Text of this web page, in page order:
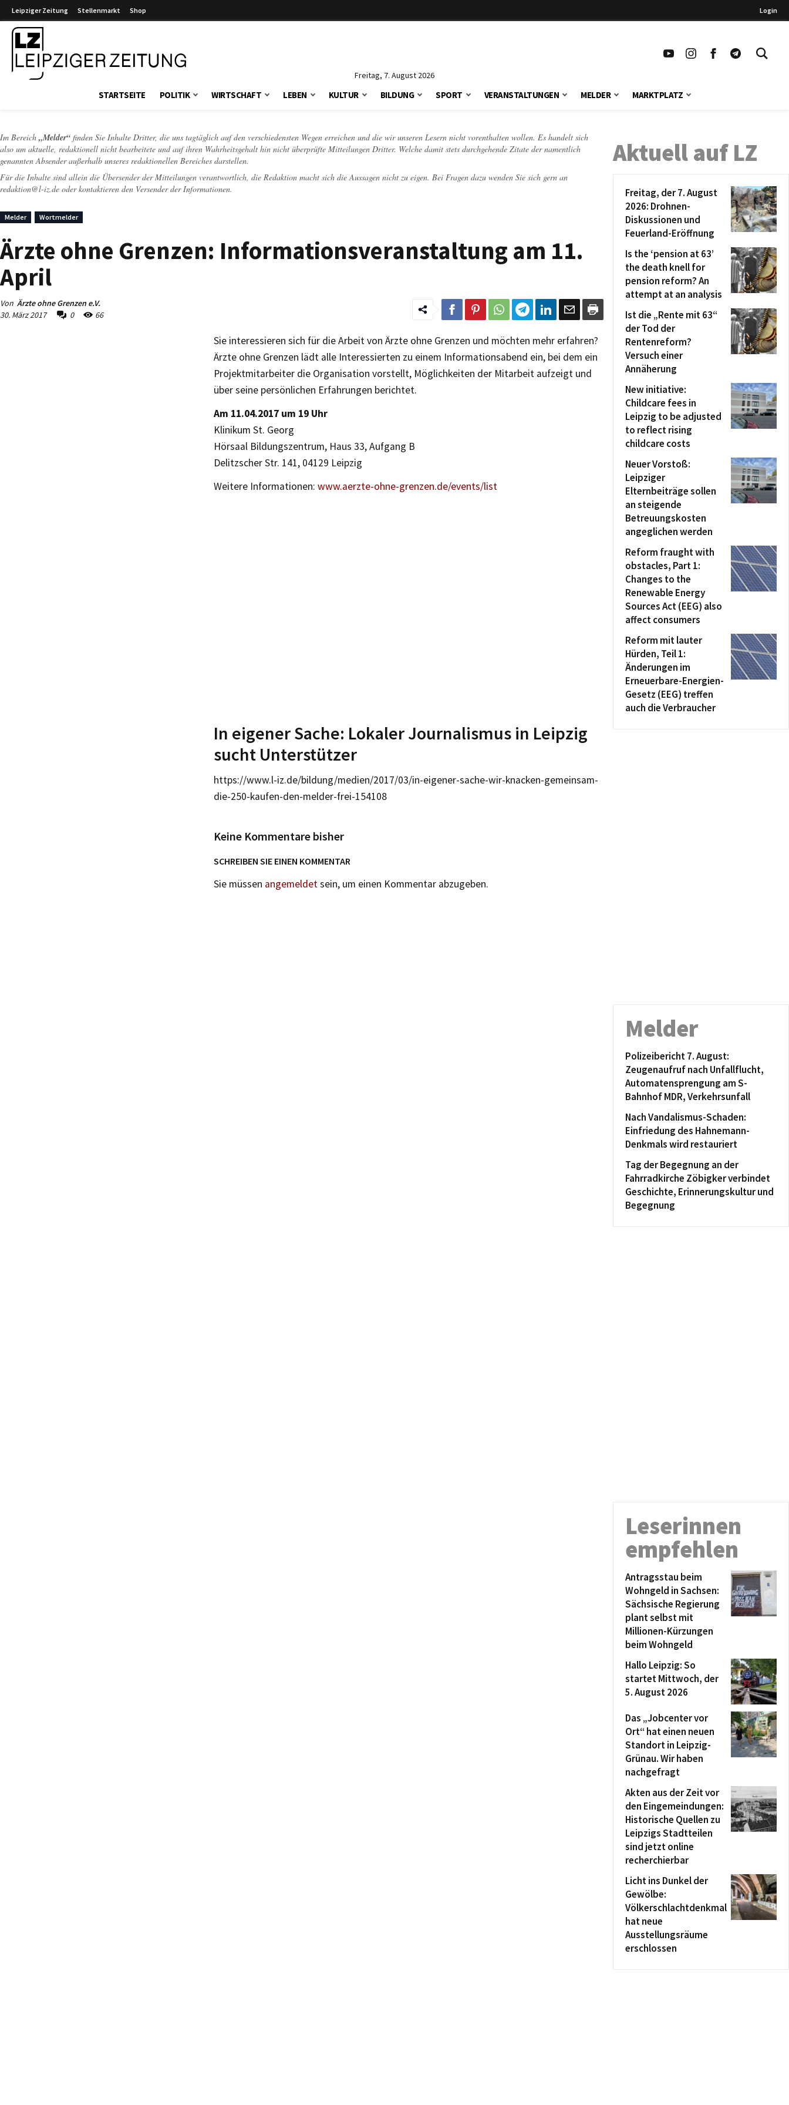
Leipziger Zeitung Stellenmarkt Shop Login
Freitag, 7. August 2026
STARTSEITE POLITIK WIRTSCHAFT LEBEN KULTUR BILDUNG SPORT VERANSTALTUNGEN MELDER MARKTPLATZ
Im Bereich „Melder“ finden Sie Inhalte Dritter, die uns tagtäglich auf den verschiedensten Wegen erreichen und die wir unseren Lesern nicht vorenthalten wollen. Es handelt sich
also um aktuelle, redaktionell nicht bearbeitete und auf ihren Wahrheitsgehalt hin nicht überprüfte Mitteilungen Dritter. Welche damit stets durchgehende Zitate der namentlich
genannten Absender außerhalb unseres redaktionellen Bereiches darstellen.
Für die Inhalte sind allein die Übersender der Mitteilungen verantwortlich, die Redaktion macht sich die Aussagen nicht zu eigen. Bei Fragen dazu wenden Sie sich gern an
redaktion@l-iz.de oder kontaktieren den Versender der Informationen.
Melder Wortmelder
Ärzte ohne Grenzen: Informationsveranstaltung am 11.
April
Von Ärzte ohne Grenzen e.V.
30. März 2017
0 66
Sie interessieren sich für die Arbeit von Ärzte ohne Grenzen und möchten mehr erfahren?
Ärzte ohne Grenzen lädt alle Interessierten zu einem Informationsabend ein, bei dem ein
Projektmitarbeiter die Organisation vorstellt, Möglichkeiten der Mitarbeit aufzeigt und
über seine persönlichen Erfahrungen berichtet.
Am 11.04.2017 um 19 Uhr
Klinikum St. Georg
Hörsaal Bildungszentrum, Haus 33, Aufgang B
Delitzscher Str. 141, 04129 Leipzig
Weitere Informationen: www.aerzte-ohne-grenzen.de/events/list
In eigener Sache: Lokaler Journalismus in Leipzig
sucht Unterstützer
https://www.l-iz.de/bildung/medien/2017/03/in-eigener-sache-wir-knacken-gemeinsam-
die-250-kaufen-den-melder-frei-154108
Keine Kommentare bisher
SCHREIBEN SIE EINEN KOMMENTAR
Sie müssen angemeldetsein, um einen Kommentar abzugeben.
Aktuell auf LZ
Freitag, der 7. August
2026: Drohnen-
Diskussionen und
Feuerland-Eröffnung
Is the ‘pension at 63’
the death knell for
pension reform? An
attempt at an analysis
Ist die „Rente mit 63“
der Tod der
Rentenreform?
Versuch einer
Annäherung
New initiative:
Childcare fees in
Leipzig to be adjusted
to reflect rising
childcare costs
Neuer Vorstoß:
Leipziger
Elternbeiträge sollen
an steigende
Betreuungskosten
angeglichen werden
Reform fraught with
obstacles, Part 1:
Changes to the
Renewable Energy
Sources Act (EEG) also
affect consumers
Reform mit lauter
Hürden, Teil 1:
Änderungen im
Erneuerbare-Energien-
Gesetz (EEG) treffen
auch die Verbraucher
Melder
Polizeibericht 7. August:
Zeugenaufruf nach Unfallflucht,
Automatensprengung am S-
Bahnhof MDR, Verkehrsunfall
Nach Vandalismus-Schaden:
Einfriedung des Hahnemann-
Denkmals wird restauriert
Tag der Begegnung an der
Fahrradkirche Zöbigker verbindet
Geschichte, Erinnerungskultur und
Begegnung
Leserinnen
empfehlen
Antragsstau beim
Wohngeld in Sachsen:
Sächsische Regierung
plant selbst mit
Millionen-Kürzungen
beim Wohngeld
Hallo Leipzig: So
startet Mittwoch, der
5. August 2026
Das „Jobcenter vor
Ort“ hat einen neuen
Standort in Leipzig-
Grünau. Wir haben
nachgefragt
Akten aus der Zeit vor
den Eingemeindungen:
Historische Quellen zu
Leipzigs Stadtteilen
sind jetzt online
recherchierbar
Licht ins Dunkel der
Gewölbe:
Völkerschlachtdenkmal
hat neue
Ausstellungsräume
erschlossen